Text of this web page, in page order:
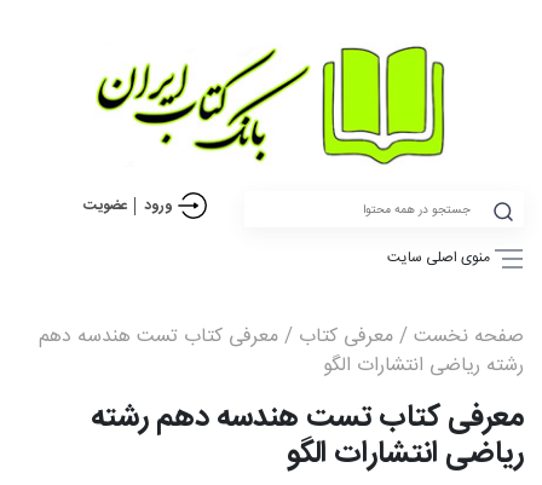
ورود عضویت
منوی اصلی سایت
صفحه نخست/معرفی کتاب / معرفی کتاب تست هندسه دهم
رشته ریاضی انتشارات الگو
معرفی کتاب تست هندسه دهم رشته
ریاضی انتشارات الگو